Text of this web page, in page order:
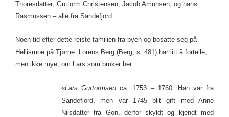
Thoresdatter; Guttorm Christensen; Jacob Amunsen; og hans
Rasmussen – alle fra Sandefjord.
Noen tid efter dette reiste familien fra byen og bosatte seg på
Hellismoe på Tjøme. Lorens Berg (Berg, s. 481) har litt å fortelle,
men ikke mye, om Lars som bruker her:
«Lars Guttormsen ca. 1753 – 1760. Han var fra
Sandefjord, men var 1745 blit gift med Anne
Nilsdatter fra Gon, derfor skyldt og kjendt med